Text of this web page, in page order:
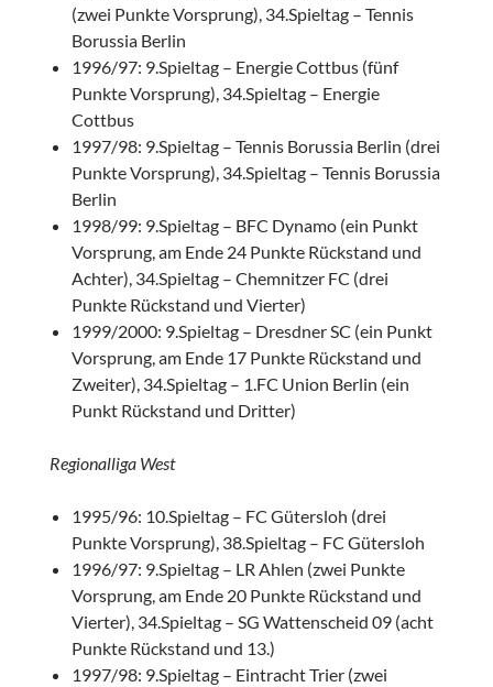
(zwei Punkte Vorsprung), 34.Spieltag – Tennis
Borussia Berlin
1996/97: 9.Spieltag – Energie Cottbus (fünf
Punkte Vorsprung), 34.Spieltag – Energie
Cottbus
1997/98: 9.Spieltag – Tennis Borussia Berlin (drei
Punkte Vorsprung), 34.Spieltag – Tennis Borussia
Berlin
1998/99: 9.Spieltag – BFC Dynamo (ein Punkt
Vorsprung, am Ende 24 Punkte Rückstand und
Achter), 34.Spieltag – Chemnitzer FC (drei
Punkte Rückstand und Vierter)
1999/2000: 9.Spieltag – Dresdner SC (ein Punkt
Vorsprung, am Ende 17 Punkte Rückstand und
Zweiter), 34.Spieltag – 1.FC Union Berlin (ein
Punkt Rückstand und Dritter)
Regionalliga West
1995/96: 10.Spieltag – FC Gütersloh (drei
Punkte Vorsprung), 38.Spieltag – FC Gütersloh
1996/97: 9.Spieltag – LR Ahlen (zwei Punkte
Vorsprung, am Ende 20 Punkte Rückstand und
Vierter), 34.Spieltag – SG Wattenscheid 09 (acht
Punkte Rückstand und 13.)
1997/98: 9.Spieltag – Eintracht Trier (zwei